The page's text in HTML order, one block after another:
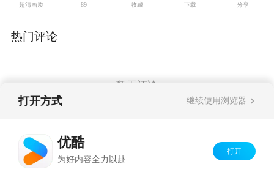
和傲人的战术智慧。首长亲自授予他们“西北
超清画质 89 收藏 下载 分享
热门评论
暂无评论
打开方式 继续使用浏览器
优酷
为好内容全力以赴
打开